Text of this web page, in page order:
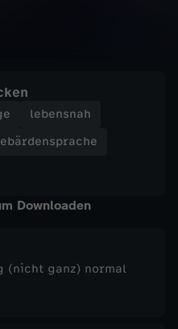
lebensnah
Downloaden
(nicht ganz) normal